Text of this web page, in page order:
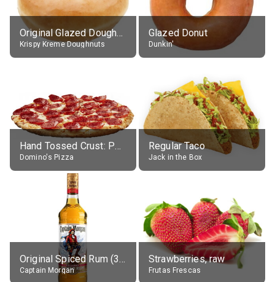
Original Glazed Doughnut
Krispy Kreme Doughnuts
Glazed Donut
Dunkin'
Hand Tossed Crust: Pepperoni Pizza (Large 14")
Domino's Pizza
Regular Taco
Jack in the Box
Original Spiced Rum (35% alc.)
Captain Morgan
Strawberries, raw
Frutas Frescas